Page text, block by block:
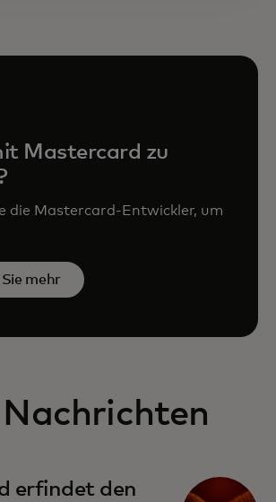
Mastercard zu
die Mastercard-Entwickler, um
mehr
Nachrichten
erfindet den